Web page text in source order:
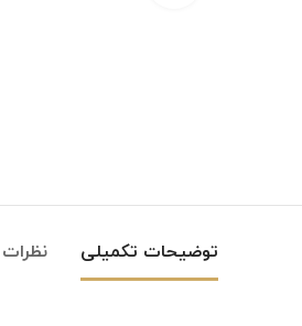
توضیحات تکمیلی نظرات